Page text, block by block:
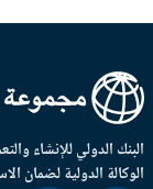
الدولي للإنشاء والتعمير
الدولية لضمان